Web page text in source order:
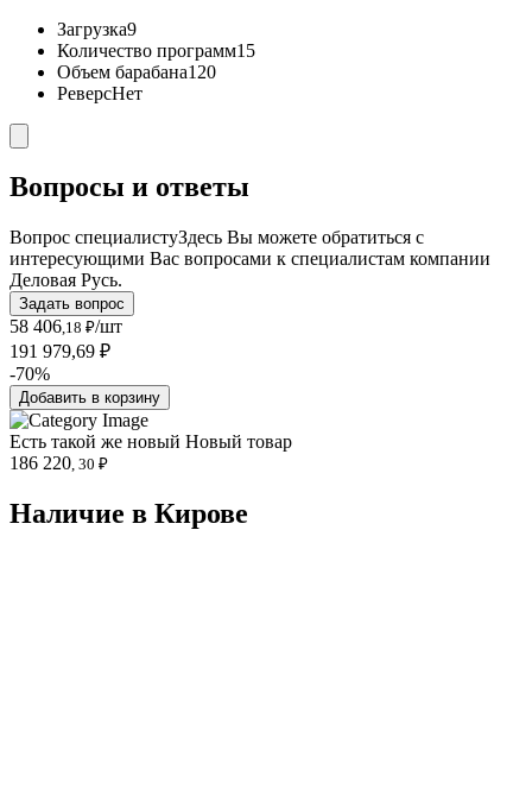
Загрузка9
Количество программ15
Объем барабана120
РеверсНет
Вопросы и ответы
Вопрос специалистуЗдесь Вы можете обратиться с
интересующими Вас вопросами к специалистам компании
Деловая Русь.
Задать вопрос
58 406,18 ₽/шт
191 979,69 ₽
-70%
Добавить в корзину
Есть такой же новый Новый товар
186 220, 30 ₽
Наличие в Кировe